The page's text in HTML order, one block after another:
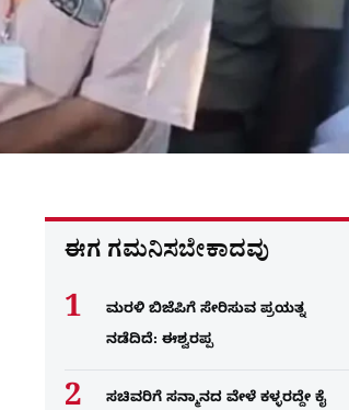
ಈಗ ಗಮನಿಸಬೇಕಾದವು
ಮರಳಿ ಬಿಜೆಪಿಗೆ ಸೇರಿಸುವ ಪ್ರಯತ್ನ
ನಡೆದಿದೆ: ಈಶ್ವರಪ್ಪ
ಸಚಿವರಿಗೆ ಸನ್ಮಾನದ ವೇಳೆ ಕಳ್ಳರದ್ದೇ ಕೈ